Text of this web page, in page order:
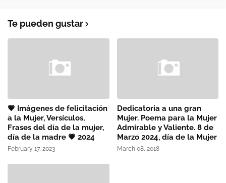
Te pueden gustar
💗 Imágenes de felicitación
a la Mujer, Versículos,
Frases del día de la mujer,
día de la madre 💗 2024
February 17, 2023
Dedicatoria a una gran
Mujer. Poema para la Mujer
Admirable y Valiente. 8 de
Marzo 2024, día de la Mujer
March 08, 2018